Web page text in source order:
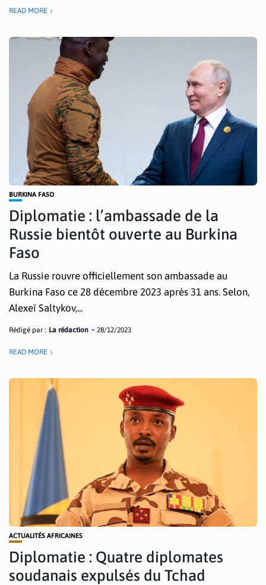
READ MORE
BURKINA FASO
Diplomatie : l’ambassade de la
Russie bientôt ouverte au Burkina
Faso
La Russie rouvre officiellement son ambassade au
Burkina Faso ce 28 décembre 2023 après 31 ans. Selon,
Alexeï Saltykov,...
Rédigé par : La rédaction 28/12/2023
READ MORE
ACTUALITÉS AFRICAINES
Diplomatie : Quatre diplomates
soudanais expulsés du Tchad